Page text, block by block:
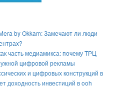
by Okkam: Замечают ли люди
часть медиамикса: почему ТРЦ
цифровой рекламы
и цифровых конструкций в
доходность инвестиций в ooh